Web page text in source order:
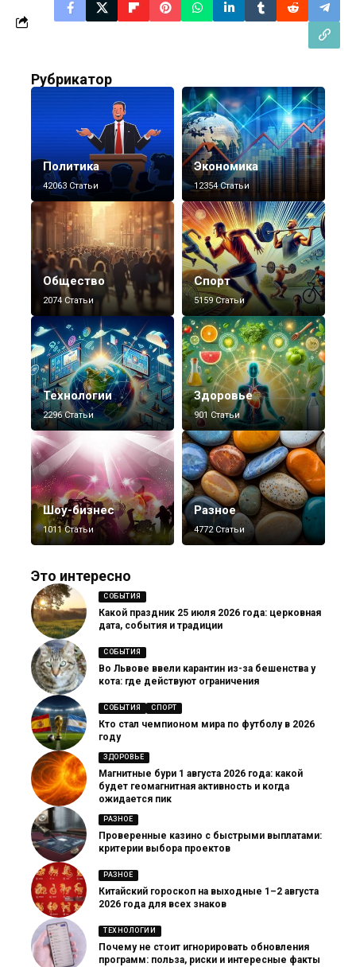
Рубрикатор
Политика
42063 Статьи
Экономика
12354 Статьи
Общество
2074 Статьи
Спорт
5159 Статьи
Технологии
2296 Статьи
Здоровье
901 Статьи
Шоу-бизнес
1011 Статьи
Разное
4772 Статьи
Это интересно
СОБЫТИЯ
Какой праздник 25 июля 2026 года: церковная
дата, события и традиции
СОБЫТИЯ
Во Львове ввели карантин из-за бешенства у
кота: где действуют ограничения
СОБЫТИЯ СПОРТ
Кто стал чемпионом мира по футболу в 2026
году
ЗДОРОВЬЕ
Магнитные бури 1 августа 2026 года: какой
будет геомагнитная активность и когда
ожидается пик
РАЗНОЕ
Проверенные казино с быстрыми выплатами:
критерии выбора проектов
РАЗНОЕ
Китайский гороскоп на выходные 1–2 августа
2026 года для всех знаков
ТЕХНОЛОГИИ
Почему не стоит игнорировать обновления
программ: польза, риски и интересные факты